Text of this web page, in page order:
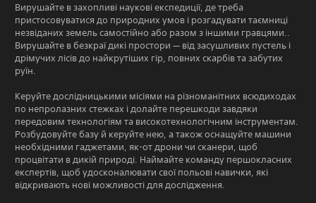
Вирушайте в захопливі наукові експедиції, де треба
пристосовуватися до природних умов і розгадувати таємниці
незвіданих земель самостійно або разом з іншими гравцями..
Вирушайте в безкраї дикі простори — від засушливих пустель і
дрімучих лісів до найкрутіших гір, повних скарбів та забутих
руїн.
Керуйте дослідницькими місіями на різноманітних всюдиходах
по непролазних стежках і долайте перешкоди завдяки
передовим технологіям та високотехнологічним інструментам.
Розбудовуйте базу й керуйте нею, а також оснащуйте машини
необхідними гаджетами, як-от дрони чи сканери, щоб
процвітати в дикій природі. Наймайте команду першокласних
експертів, щоб удосконалювати свої польові навички, які
відкривають нові можливості для дослідження.